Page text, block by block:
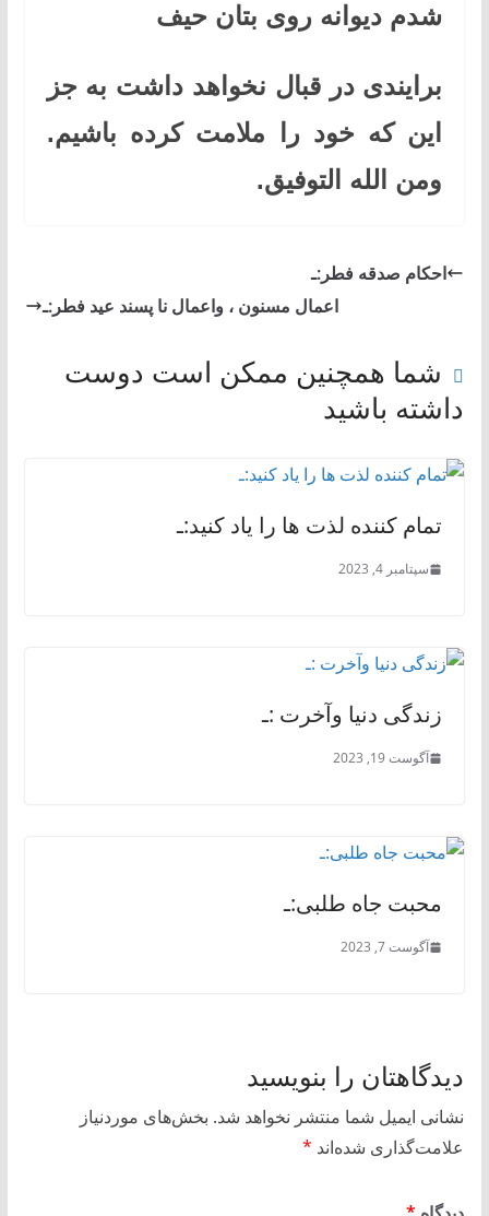
شدم دیوانه روی بتان حیف
برایندی در قبال نخواهد داشت به جز
این که خود را ملامت کرده باشیم.
ومن الله التوفیق.
احكام صدقه فطر:ـ
اعمال مسنون ، واعمال نا پسند عید فطر:ـ
شما همچنین ممکن است دوست
داشته باشید
تمام کننده لذت ها را یاد کنید:ـ
سپتامبر 4, 2023
زندگی دنیا وآخرت :ـ
آگوست 19, 2023
محبت جاه طلبی:ـ
آگوست 7, 2023
دیدگاهتان را بنویسید
نشانی ایمیل شما منتشر نخواهد شد. بخش‌های موردنیاز
علامت‌گذاری شده‌اند *